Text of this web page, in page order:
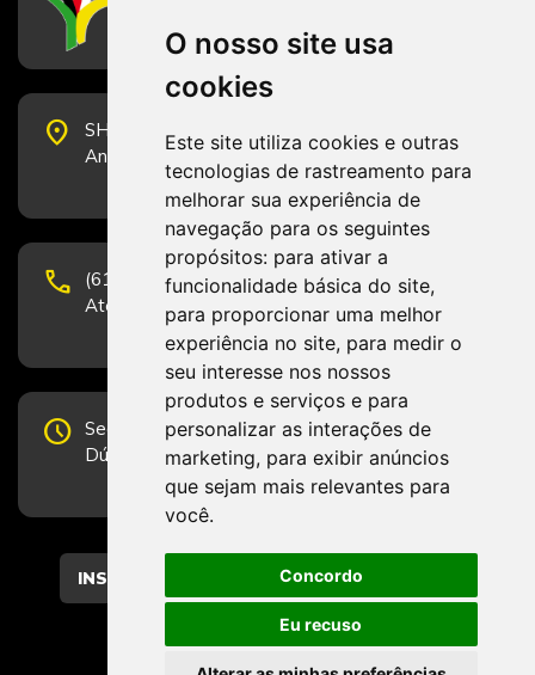
O nosso site usa
cookies
Este site utiliza cookies e outras
tecnologias de rastreamento para
melhorar sua experiência de
navegação para os seguintes
propósitos: para ativar a
funcionalidade básica do site,
para proporcionar uma melhor
experiência no site, para medir o
seu interesse nos nossos
produtos e serviços e para
personalizar as interações de
marketing, para exibir anúncios
que sejam mais relevantes para
você.
Concordo
Eu recuso
place
SHS Quadra 6, Bloco E, Complexo Brasil 21, 20º
Andar, Sala 2001 - CEP 70322-915 - Brasília/DF
phone
(61) 3223-1652 e (61) 98131-3801.
Atendimento por telefone em horário comercial
schedule Segunda-feira a Sexta-feira de 12h às 19h.
Dúvidas e sugestões pelo Fale Conosco.